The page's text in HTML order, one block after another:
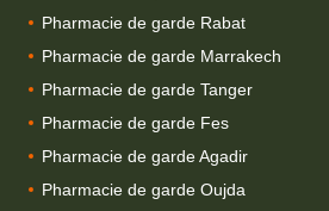
Pharmacie de garde Rabat
Pharmacie de garde Marrakech
Pharmacie de garde Tanger
Pharmacie de garde Fes
Pharmacie de garde Agadir
Pharmacie de garde Oujda